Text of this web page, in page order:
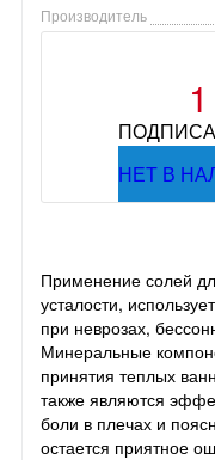
Производитель
НЕТ В
Применение солей
усталости,
при неврозах,
Минеральные
принятия теплых
также являются
боли в плечах и
остается приятное